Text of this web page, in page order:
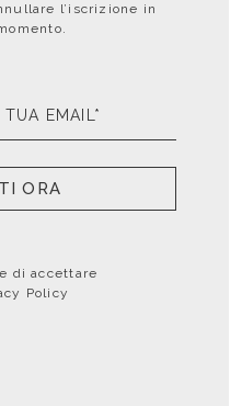
l’iscrizione in
ORA
di accettare
Policy